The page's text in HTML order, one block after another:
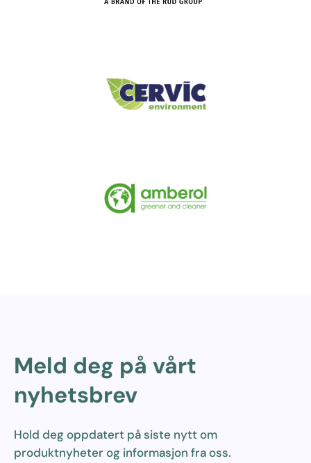
Meld deg på vårt
nyhetsbrev
Hold deg oppdatert på siste nytt om
produktnyheter og informasjon fra oss.